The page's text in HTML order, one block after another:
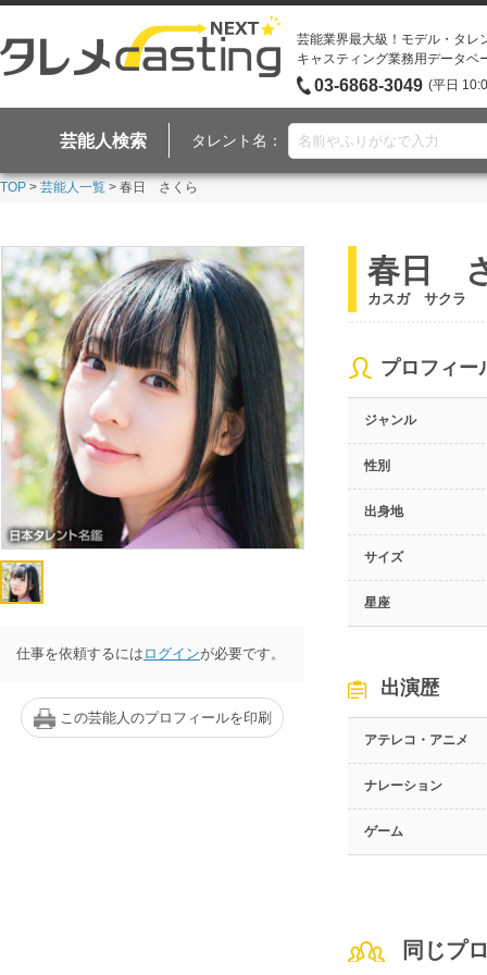
芸能業界最大級！モデル・タレ
キャスティング業務用データベ
03-6868-3049 (平日
芸能人検索 タレント名：
TOP > 芸能人一覧 > 春日 さくら
仕事を依頼するには ログインが必要です。
この芸能人のプロフィールを印刷
春日
カスガ サクラ
プロフィー
ジャンル
性別
出身地
サイズ
星座
出演歴
アテレコ・アニメ
ナレーション
ゲーム
同じプ